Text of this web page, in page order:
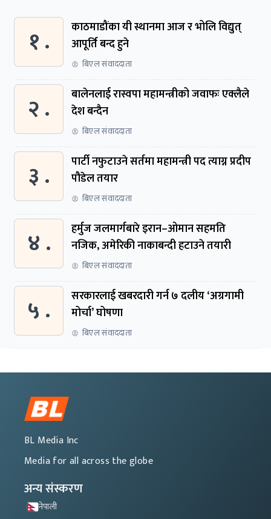
१ .
काठमाडौंका यी स्थानमा आज र भोलि विद्युत्
आपूर्ति बन्द हुने
बिएल संवाददाता
२ .
बालेनलाई रास्वपा महामन्त्रीको जवाफः एक्लैले
देश बन्दैन
बिएल संवाददाता
३ .
पार्टी नफुटाउने सर्तमा महामन्त्री पद त्याग्न प्रदीप
पौडेल तयार
बिएल संवाददाता
४ .
हर्मुज जलमार्गबारे इरान–ओमान सहमति
नजिक, अमेरिकी नाकाबन्दी हटाउने तयारी
बिएल संवाददाता
५ .
सरकारलाई खबरदारी गर्न ७ दलीय ‘अग्रगामी
मोर्चा’ घोषणा
बिएल संवाददाता
BL Media Inc
Media for all across the globe
अन्य संस्करण
नेपाली